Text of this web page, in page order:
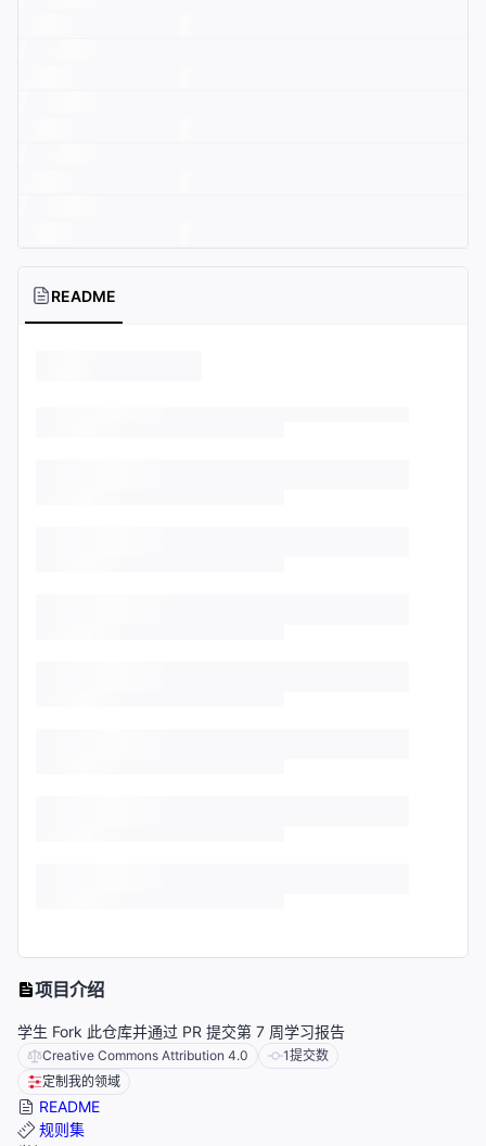
README
项目介绍
学生 Fork 此仓库并通过 PR 提交第 7 周学习报告
Creative Commons Attribution 4.0 1提交数
定制我的领域
README
规则集